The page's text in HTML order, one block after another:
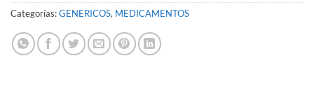
Categorías:GENERICOS, MEDICAMENTOS